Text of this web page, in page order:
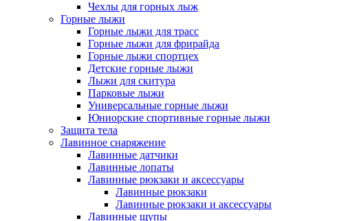
Чехлы для горных лыж
Горные лыжи
Горные лыжи для трасс
Горные лыжи для фрирайда
Горные лыжи спортцех
Детские горные лыжи
Лыжи для скитура
Парковые лыжи
Универсальные горные лыжи
Юниорские спортивные горные лыжи
Защита тела
Лавинное снаряжение
Лавинные датчики
Лавинные лопаты
Лавинные рюкзаки и аксессуары
Лавинные рюкзаки
Лавинные рюкзаки и аксессуары
Лавинные щупы